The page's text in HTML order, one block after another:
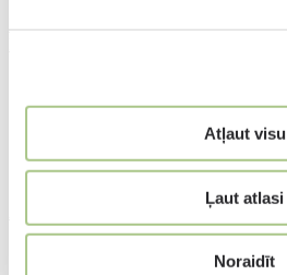
Atļaut visu
Ļaut atlasi
Noraidīt